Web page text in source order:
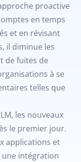
proactive
en temps
et en révisant
il diminue les
de fuites de
à se
telles que
les nouveaux
le premier jour.
applications et
une intégration